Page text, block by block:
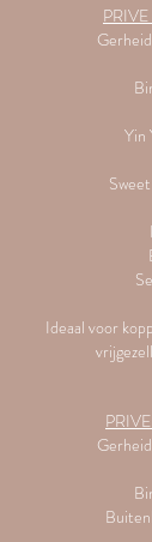
Yin
Ideaal voor